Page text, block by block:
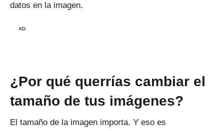
datos en la imagen.
AD
¿Por qué querrías cambiar el
tamaño de tus imágenes?
El tamaño de la imagen importa. Y eso es